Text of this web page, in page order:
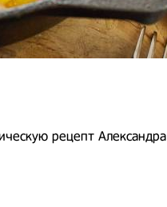
рецепт Александра